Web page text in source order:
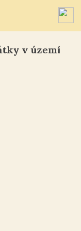
v území